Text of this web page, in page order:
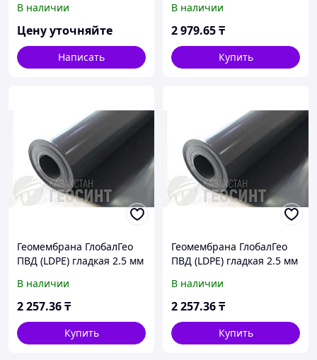
В наличии
Цену уточняйте
Написать
В наличии
2 979.65₸
Купить
Геомембрана ГлобалГео
ПВД (LDPE) гладкая 2.5 мм
В наличии
2 257.36₸
Купить
Геомембрана ГлобалГео
ПВД (LDPE) гладкая 2.5 мм
В наличии
2 257.36₸
Купить